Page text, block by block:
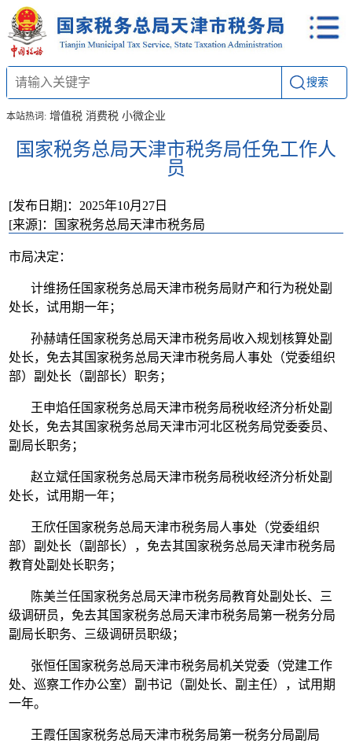
搜索
本站热词: 增值税 消费税 小微企业
国家税务总局天津市税务局任免工作人
员
[发布日期]：2025年10月27日
[来源]：国家税务总局天津市税务局
市局决定：
计维扬任国家税务总局天津市税务局财产和行为税处副
处长，试用期一年；
孙赫靖任国家税务总局天津市税务局收入规划核算处副
处长，免去其国家税务总局天津市税务局人事处（党委组织
部）副处长（副部长）职务；
王申焰任国家税务总局天津市税务局税收经济分析处副
处长，免去其国家税务总局天津市河北区税务局党委委员、
副局长职务；
赵立斌任国家税务总局天津市税务局税收经济分析处副
处长，试用期一年；
王欣任国家税务总局天津市税务局人事处（党委组织
部）副处长（副部长），免去其国家税务总局天津市税务局
教育处副处长职务；
陈美兰任国家税务总局天津市税务局教育处副处长、三
级调研员，免去其国家税务总局天津市税务局第一税务分局
副局长职务、三级调研员职级；
张恒任国家税务总局天津市税务局机关党委（党建工作
处、巡察工作办公室）副书记（副处长、副主任），试用期
一年。
王霞任国家税务总局天津市税务局第一税务分局副局